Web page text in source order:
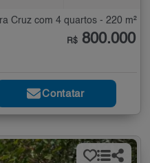
Cruz com 4 quartos - 220 m²
R$ 800.000
Contatar